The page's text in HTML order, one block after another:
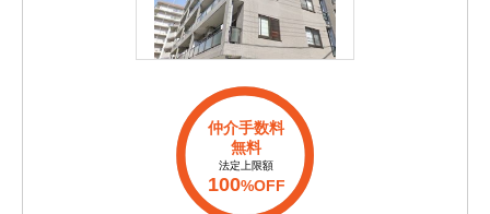
仲介手数料
無料
法定上限額
100%OFF